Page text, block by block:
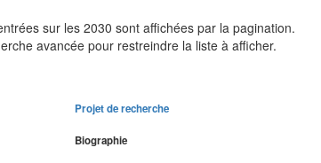
sur les 2030 sont affichées par la pagination.
avancée pour restreindre la liste à afficher.
Projet de recherche
Biographie